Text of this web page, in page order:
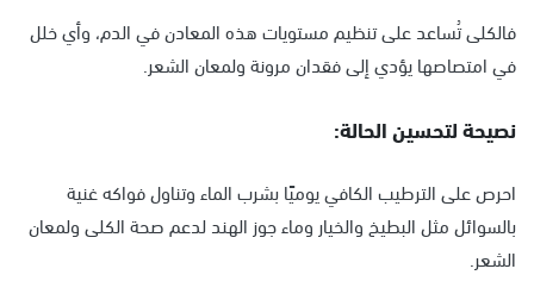
فالكلى تُساعد على تنظيم مستويات هذه المعادن في الدم، وأي خلل
في امتصاصها يؤدي إلى فقدان مرونة ولمعان الشعر.
نصيحة لتحسين الحالة:
احرص على الترطيب الكافي يوميًا بشرب الماء وتناول فواكه غنية
بالسوائل مثل البطيخ والخيار وماء جوز الهند لدعم صحة الكلى ولمعان
الشعر.